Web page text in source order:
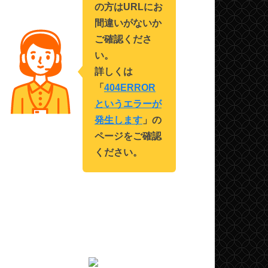
の方はURLにお
間違いがないか
ご確認くださ
い。
詳しくは
「 404ERROR
というエラーが
発生します 」の
ページをご確認
ください。